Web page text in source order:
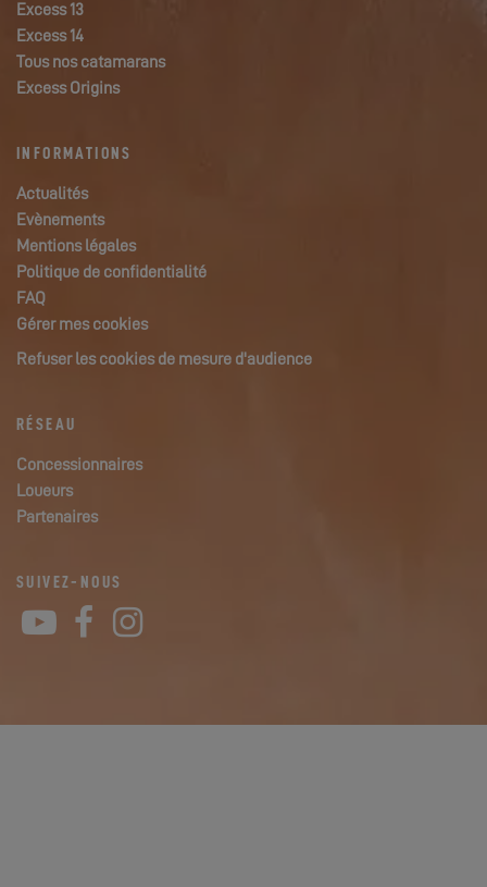
Excess 13
Excess 14
Tous nos catamarans
Excess Origins
INFORMATIONS
Actualités
Evènements
Mentions légales
Politique de confidentialité
FAQ
Gérer mes cookies
Refuser les cookies de mesure d'audience
RÉSEAU
Concessionnaires
Loueurs
Partenaires
SUIVEZ-NOUS
YouTube
Facebook
Instagram